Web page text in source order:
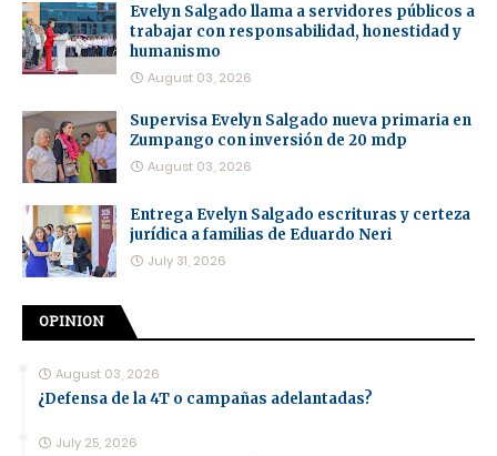
Evelyn Salgado llama a servidores públicos a
trabajar con responsabilidad, honestidad y
humanismo
August 03, 2026
Supervisa Evelyn Salgado nueva primaria en
Zumpango con inversión de 20 mdp
August 03, 2026
Entrega Evelyn Salgado escrituras y certeza
jurídica a familias de Eduardo Neri
July 31, 2026
OPINION
August 03, 2026
¿Defensa de la 4T o campañas adelantadas?
July 25, 2026